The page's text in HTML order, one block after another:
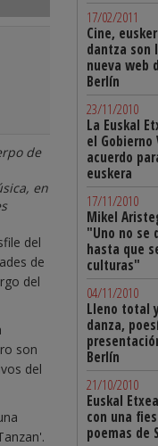
de
en
del
de
del
son
del
17/02/2011
Cine,
dantza son
nueva web
Berlín
23/11/2010
La Euskal
el Gobierno
acuerdo
euskera
17/11/2010
Mikel
"Uno no se
hasta que
culturas"
04/11/2010
Lleno total
danza,
Berlín
21/10/2010
Euskal
con una
poemas de